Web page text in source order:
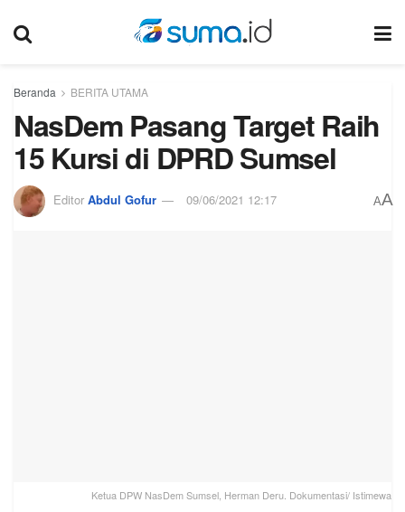
Beranda BERITA UTAMA
NasDem Pasang Target Raih
15 Kursi di DPRD Sumsel
Editor Abdul Gofur 09/06/2021 12:17 AA
Ketua DPW NasDem Sumsel, Herman Deru. Dokumentasi/ Istimewa